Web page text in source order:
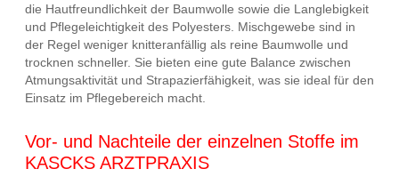
die Hautfreundlichkeit der Baumwolle sowie die Langlebigkeit
und Pflegeleichtigkeit des Polyesters. Mischgewebe sind in
der Regel weniger knitteranfällig als reine Baumwolle und
trocknen schneller. Sie bieten eine gute Balance zwischen
Atmungsaktivität und Strapazierfähigkeit, was sie ideal für den
Einsatz im Pflegebereich macht.
Vor- und Nachteile der einzelnen Stoffe im
KASCKS ARZTPRAXIS